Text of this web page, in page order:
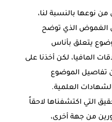
من نوعها بالنسبة لنا،
الغموض الذي توضح
يتعلق بأناس
المافيا، لكن أخذنا على
تفاصيل الموضوع
العلمية.
التي اكتشفناها لاحقاً
من جهة أخرى،